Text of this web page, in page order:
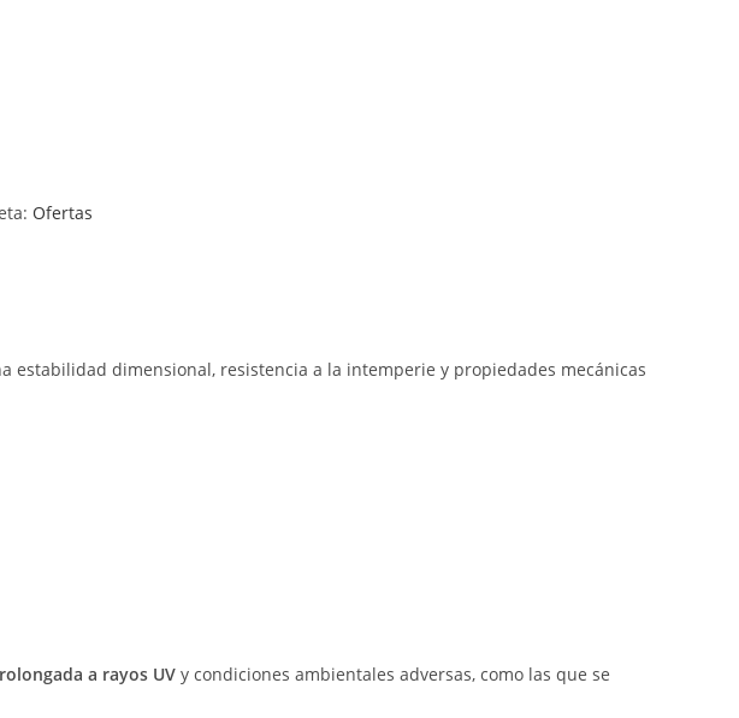
Ofertas
estabilidad dimensional, resistencia a la intemperie y propiedades mecánicas
a rayos UV y condiciones ambientales adversas, como las que se